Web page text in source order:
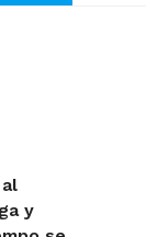
y